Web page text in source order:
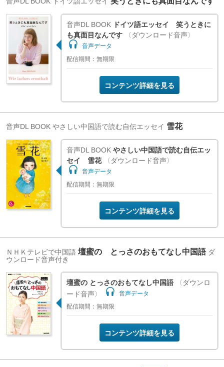
音声DL BOOK ドイツ語エッセイ 笑うときに
も真面目なんです
〈ダウンロード音声〉
音声データ
配信期間：無期限
コンテンツ詳細を見る
音声DL BOOK やさしい中国語で読む自伝エッセイ 雪花
音声DL BOOK やさしい中国語で読む自伝エッ
セイ 雪花
〈ダウンロード音声〉
音声データ
配信期間：無期限
コンテンツ詳細を見る
ＮＨＫテレビで中国語 壇蜜の とっさのおもてなし中国語 ダ
ウンロード音声付き
壇蜜の とっさのおもてなし中国語
〈ダウンロ
ード音声〉
音声データ
配信期間：無期限
コンテンツ詳細を見る